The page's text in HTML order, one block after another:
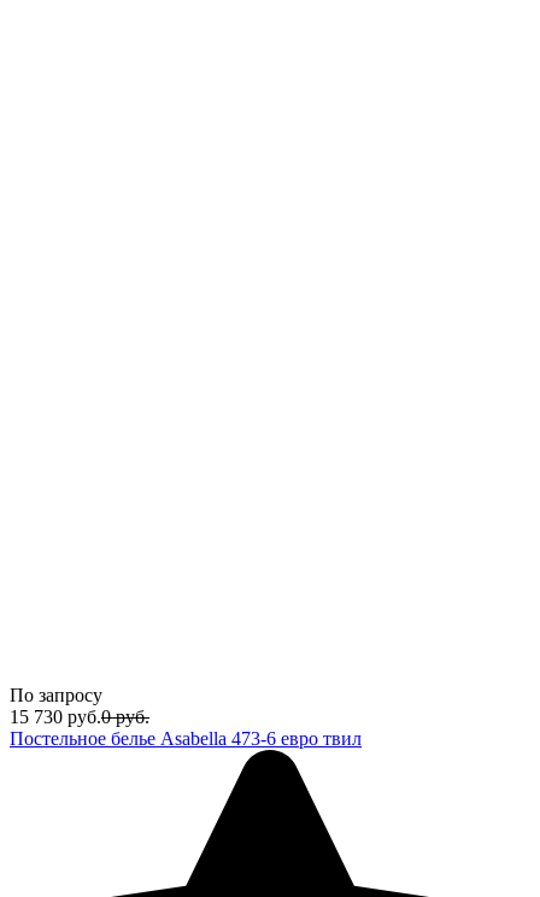
По запросу
15 730 руб.0 руб.
Постельное белье Asabella 473-6 евро твил